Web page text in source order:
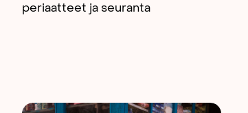
periaatteet ja seuranta